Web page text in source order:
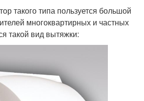
такого типа пользуется большой
многоквартирных и частных
такой вид вытяжки: